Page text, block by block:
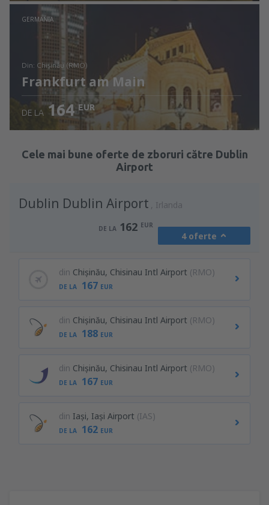
Verificați detaliile
GERMANIA
din: Chişinău (RMO)
Frankfurt am Main
Verificați detaliile
DE LA 164 EUR
Cele mai bune oferte de zboruri către Dublin
Airport
Dublin Dublin Airport Irlanda
DE LA 162 EUR
4 oferte
din Chişinău, Chisinau Intl Airport (RMO)
DE LA 167 EUR
din Chişinău, Chisinau Intl Airport (RMO)
DE LA 188 EUR
din Chişinău, Chisinau Intl Airport (RMO)
DE LA 167 EUR
din Iași, Iași Airport (IAS)
DE LA 162 EUR